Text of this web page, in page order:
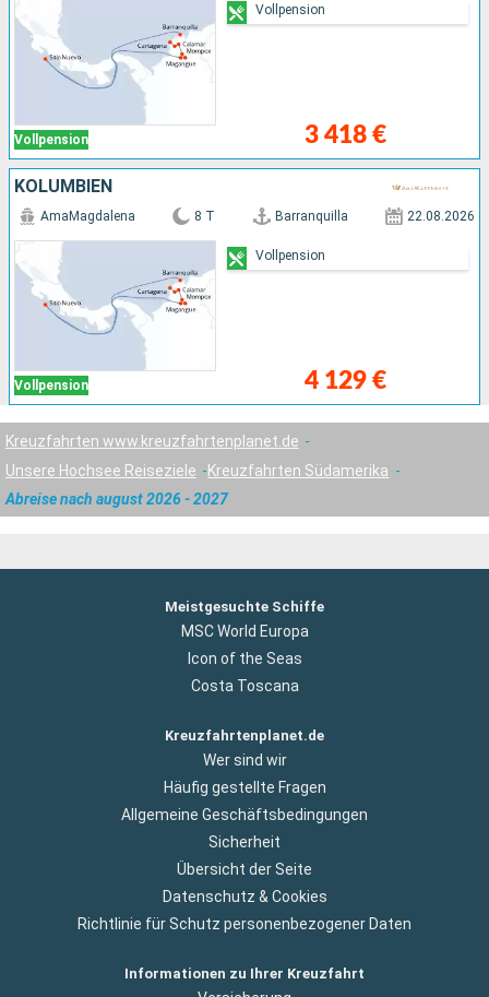
Vollpension 3 418 €
Vollpension
KOLUMBIEN
Vollpension
AmaMagdalena 8 T Barranquilla 22.08.2026
4 129 €
Vollpension
Kreuzfahrten www.kreuzfahrtenplanet.de
Unsere Hochsee Reiseziele
Kreuzfahrten Südamerika
Abreise nach august 2026 - 2027
Meistgesuchte Schiffe
MSC World Europa
Icon of the Seas
Costa Toscana
Kreuzfahrtenplanet.de
Wer sind wir
Häufig gestellte Fragen
Allgemeine Geschäftsbedingungen
Sicherheit
Übersicht der Seite
Datenschutz & Cookies
Richtlinie für Schutz personenbezogener Daten
Informationen zu Ihrer Kreuzfahrt